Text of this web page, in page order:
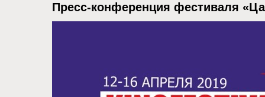
Пресс-конференция фестиваля